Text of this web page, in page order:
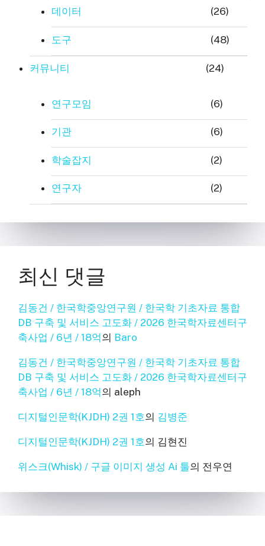
데이터 (26)
도구 (48)
커뮤니티 (24)
연구모임 (6)
기관 (6)
학술잡지 (2)
연구자 (2)
최신 댓글
김동건 / 한국학중앙연구원 / 한국학 기초자료 통합
DB 구축 및 서비스 고도화 / 2026 한국학자료센터구
축사업 / 6년 / 18억의 Baro
김동건 / 한국학중앙연구원 / 한국학 기초자료 통합
DB 구축 및 서비스 고도화 / 2026 한국학자료센터구
축사업 / 6년 / 18억의 aleph
디지털인문학(KJDH) 2권 1호의 김병준
디지털인문학(KJDH) 2권 1호의 김현진
위스크(Whisk) / 구글 이미지 생성 Ai 툴의 전우연